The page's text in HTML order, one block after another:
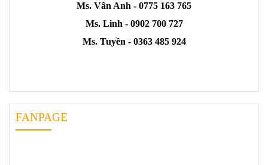
Ms. Vân Anh - 0775 163 765
Ms. Linh - 0902 700 727
Ms. Tuyền - 0363 485 924
FANPAGE